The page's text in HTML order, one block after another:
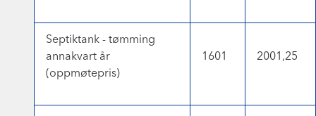
Septiktank - tømming
annakvart år
(oppmøtepris)
1601 2001,25